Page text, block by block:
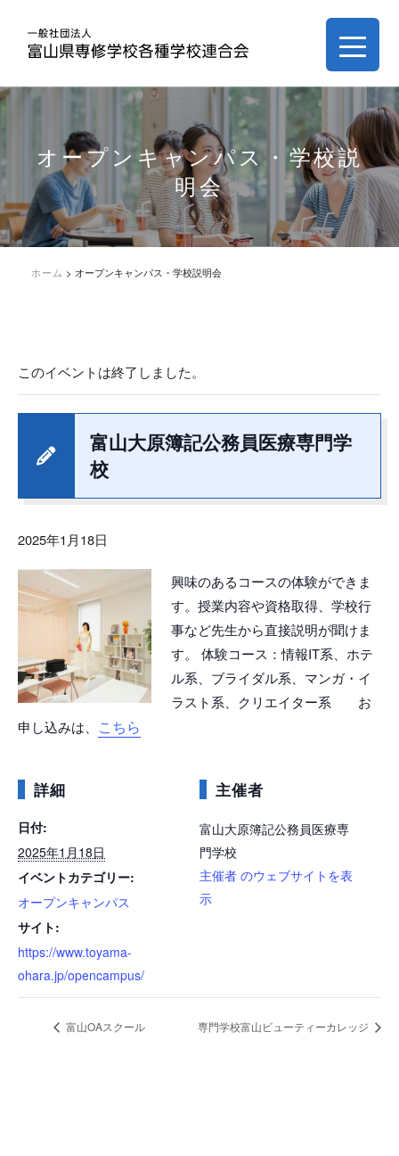
オープンキャンパス・学校説
明会
ホーム > オープンキャンパス・学校説明会
このイベントは終了しました。
富山大原簿記公務員医療専門学
校
2025年1月18日
興味のあるコースの体験ができま
す。授業内容や資格取得、学校行
事など先生から直接説明が聞けま
す。 体験コース：情報IT系、ホテ
ル系、ブライダル系、マンガ・イ
ラスト系、クリエイター系 お
申し込みは、 こちら
詳細
日付:
2025年1月18日
イベントカテゴリー:
オープンキャンパス
サイト:
https://www.toyama-
ohara.jp/opencampus/
主催者
富山大原簿記公務員医療専
門学校
主催者 のウェブサイトを表
示
富山OAスクール 専門学校富山ビューティーカレッジ